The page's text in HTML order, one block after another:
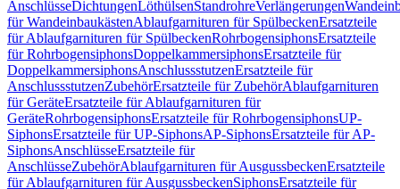
AnschlüsseDichtungenLöthülsenStandrohreVerlängerungen
für WandeinbaukästenAblaufgarnituren für SpülbeckenErsatzteile
für Ablaufgarnituren für SpülbeckenRohrbogensiphonsErsatzteile
für RohrbogensiphonsDoppelkammersiphonsErsatzteile für
DoppelkammersiphonsAnschlussstutzenErsatzteile für
AnschlussstutzenZubehörErsatzteile für ZubehörAblaufgarnituren
für GeräteErsatzteile für Ablaufgarnituren für
GeräteRohrbogensiphonsErsatzteile für RohrbogensiphonsUP-
SiphonsErsatzteile für UP-SiphonsAP-SiphonsErsatzteile für AP-
SiphonsAnschlüsseErsatzteile für
AnschlüsseZubehörAblaufgarnituren für AusgussbeckenErsatzteile
für Ablaufgarnituren für AusgussbeckenSiphonsErsatzteile für